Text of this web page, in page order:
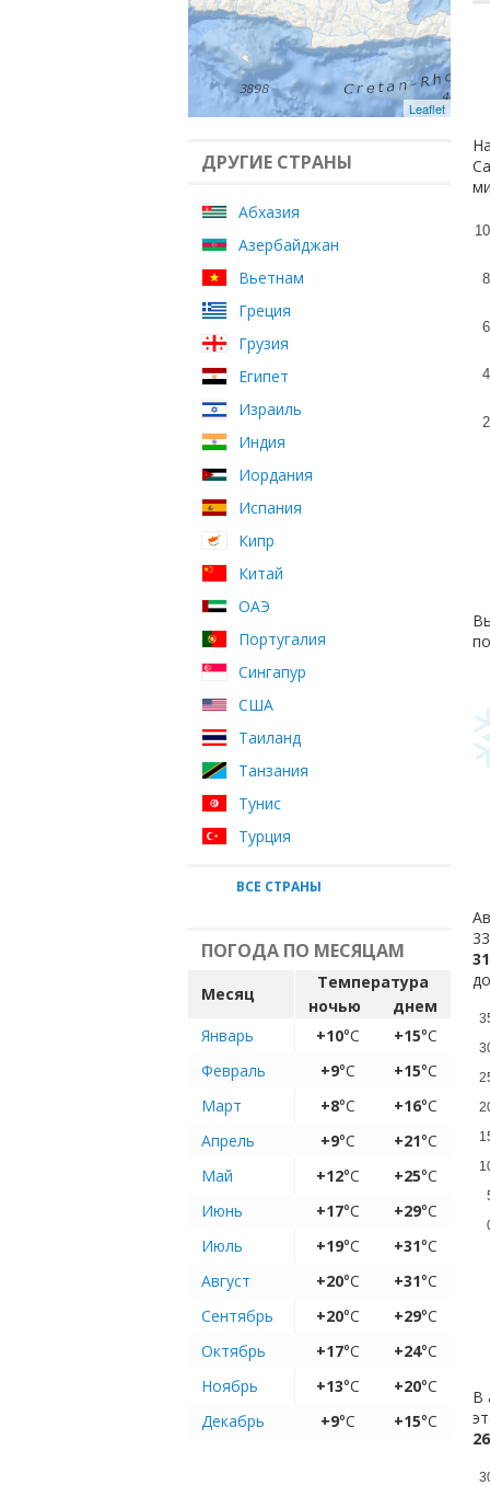
Leaflet
ДРУГИЕ СТРАНЫ
Абхазия
Азербайджан
Вьетнам
Греция
Грузия
Египет
Израиль
Индия
Иордания
Испания
Кипр
Китай
ОАЭ
Португалия
Сингапур
США
Таиланд
Танзания
Тунис
Турция
ВСЕ СТРАНЫ
ПОГОДА ПО МЕСЯЦАМ
Месяц
Температура
ночью
днем
Январь
+10°C +15°C
Февраль
+9°C +15°C
Март
+8°C +16°C
Апрель
+9°C +21°C
Май
+12°C +25°C
Июнь
+17°C +29°C
Июль
+19°C +31°C
Август
+20°C +31°C
Сентябрь
+20°C +29°C
Октябрь
+17°C +24°C
Ноябрь
+13°C +20°C
Декабрь
+9°C +15°C
В